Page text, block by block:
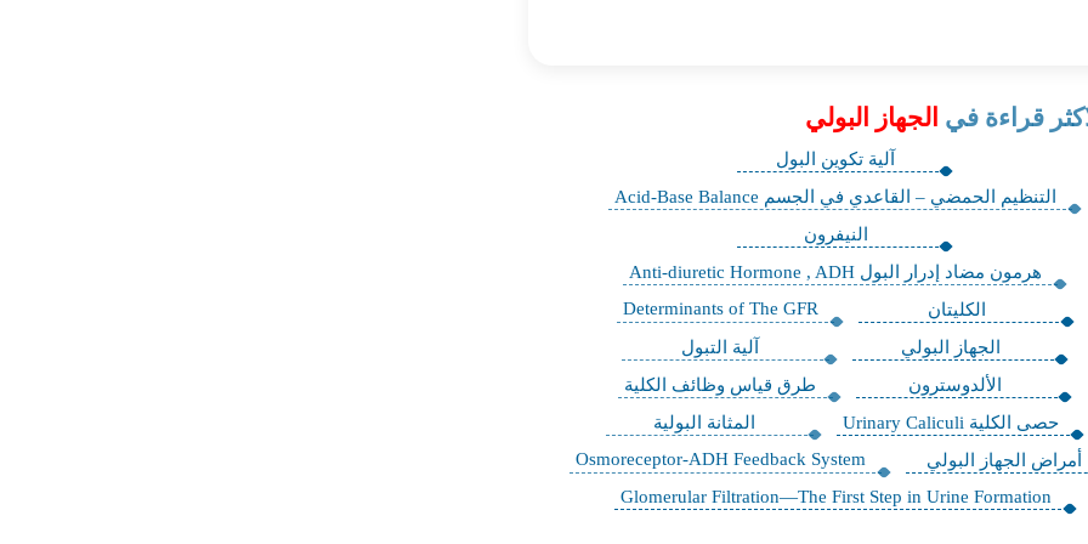
قراءة في الجهاز البولي
آلية تكوين البول
التنظيم الحمضي – القاعدي في الجسم Acid-Base Balance
النيفرون
هرمون مضاد إدرار البول Anti-diuretic Hormone , ADH
الكليتان
Determinants of The GFR
الجهاز البولي
آلية التبول
الألدوسترون
طرق قياس وظائف الكلية
حصى الكلية Urinary Caliculi
المثانة البولية
أمراض الجهاز البولي
Osmoreceptor-ADH Feedback System
Glomerular Filtration—The First Step in Urine Formation